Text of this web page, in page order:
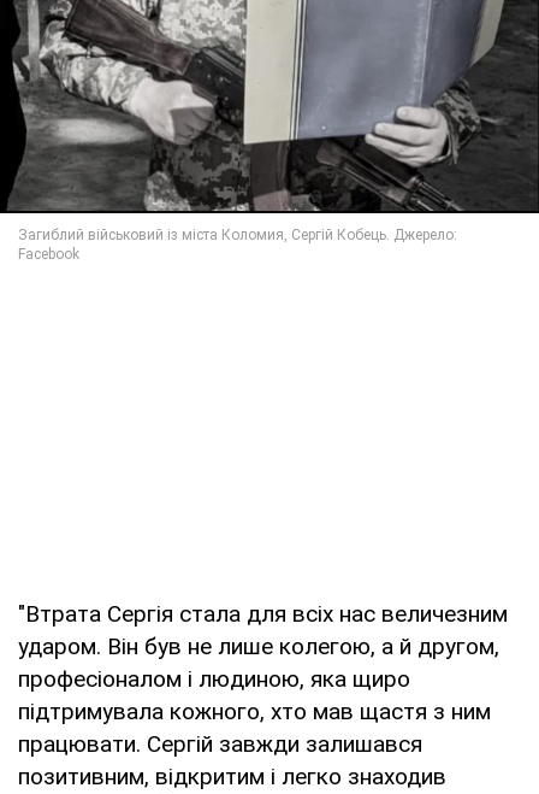
"Втрата Сергія стала для всіх нас величезним
ударом. Він був не лише колегою, а й другом,
професіоналом і людиною, яка щиро
підтримувала кожного, хто мав щастя з ним
працювати. Сергій завжди залишався
позитивним, відкритим і легко знаходив